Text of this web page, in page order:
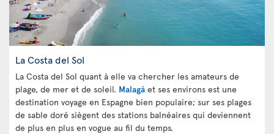
La Costa del Sol
La Costa del Sol quant à elle va chercher les amateurs de
plage, de mer et de soleil. Malagá et ses environs est une
destination voyage en Espagne bien populaire; sur ses plages
de sable doré siègent des stations balnéaires qui deviennent
de plus en plus en vogue au fil du temps.